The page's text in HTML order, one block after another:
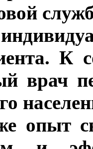
К
врач
опыт